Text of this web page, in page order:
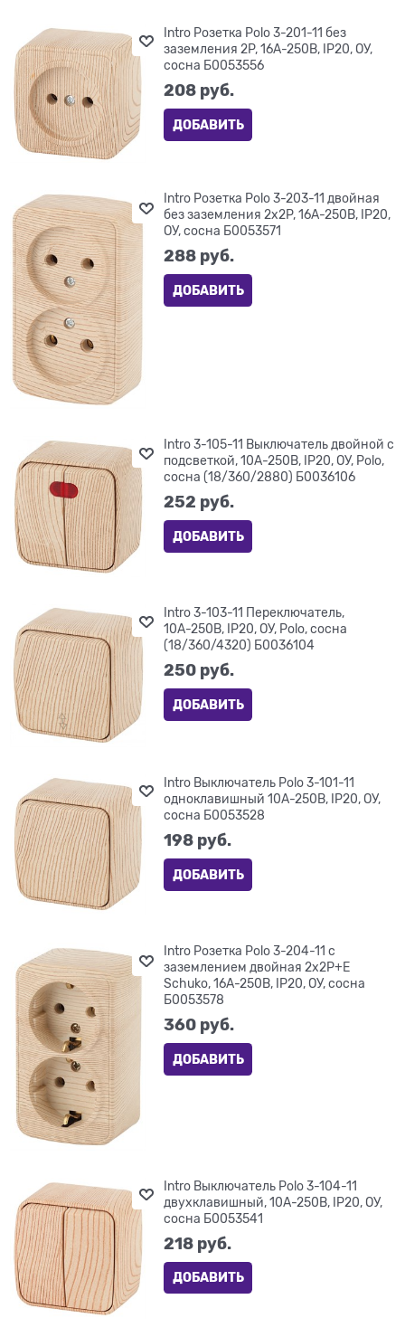
Intro Розетка Polo 3-201-11 без
заземления 2P, 16A-250В, IP20, ОУ,
сосна Б0053556
208 руб.
ДОБАВИТЬ
Intro Розетка Polo 3-203-11 двойная
без заземления 2х2P, 16A-250В, IP20,
ОУ, сосна Б0053571
288 руб.
ДОБАВИТЬ
Intro 3-105-11 Выключатель двойной с
подсветкой, 10А-250В, IP20, ОУ, Polo,
сосна (18/360/2880) Б0036106
252 руб.
ДОБАВИТЬ
Intro 3-103-11 Переключатель,
10А-250В, IP20, ОУ, Polo, сосна
(18/360/4320) Б0036104
250 руб.
ДОБАВИТЬ
Intro Выключатель Polo 3-101-11
одноклавишный 10A-250В, IP20, ОУ,
сосна Б0053528
198 руб.
ДОБАВИТЬ
Intro Розетка Polo 3-204-11 с
заземлением двойная 2х2P+E
Schuko, 16A-250В, IP20, ОУ, сосна
Б0053578
360 руб.
ДОБАВИТЬ
Intro Выключатель Polo 3-104-11
двухклавишный, 10A-250В, IP20, ОУ,
сосна Б0053541
218 руб.
ДОБАВИТЬ